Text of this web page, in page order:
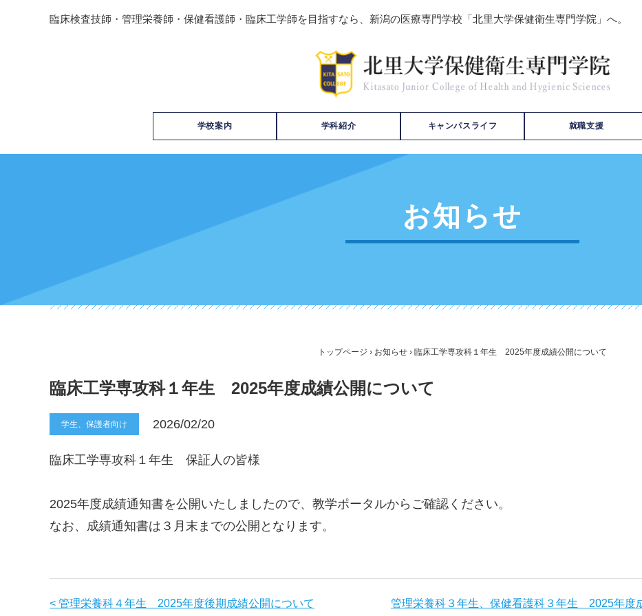
臨床検査技師・管理栄養師・保健看護師・臨床工学師を目指すなら、新潟の医療専門学校「北里大学保健衛生専門学院」へ。
学校案内 学科紹介 キャンパスライフ 就職支援
お知らせ
トップページ › お知らせ › 臨床工学専攻科１年生 2025年度成績公開について
臨床工学専攻科１年生 2025年度成績公開について
学生、保護者向け 2026/02/20
臨床工学専攻科１年生 保証人の皆様
2025年度成績通知書を公開いたしましたので、教学ポータルからご確認ください。
なお、成績通知書は３月末までの公開となります。
< 管理栄養科４年生 2025年度後期成績公開について 管理栄養科３年生、保健看護科３年生 2025年度